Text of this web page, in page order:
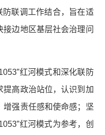
防联调工作结合，旨在适
边地区基层社会治理问
红河模式和深化联防
高政治站位，认识到加
增强责任感和使命感；坚
红河模式为参考，创